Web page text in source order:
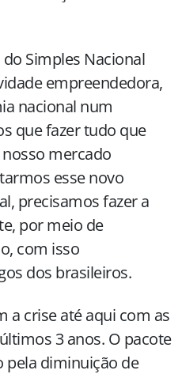
Simples Nacional
empreendedora,
nacional num
que fazer tudo que
mercado
esse novo
precisamos fazer a
por meio de
com isso
dos brasileiros.
a crise até aqui com as
3 anos. O pacote
pela diminuição de